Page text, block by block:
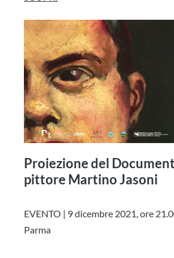
Proiezione del
pittore Martino Jasoni
EVENTO | 9 dicembre 2021, ore
Parma